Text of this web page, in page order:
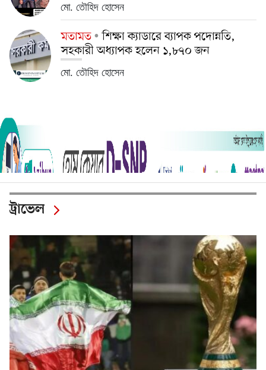
মো. তৌহিদ হোসেন
মতামত
শিক্ষা ক্যাডারে ব্যাপক পদোন্নতি,
সহকারী অধ্যাপক হলেন ১,৮৭০ জন
মো. তৌহিদ হোসেন
ট্রাভেল